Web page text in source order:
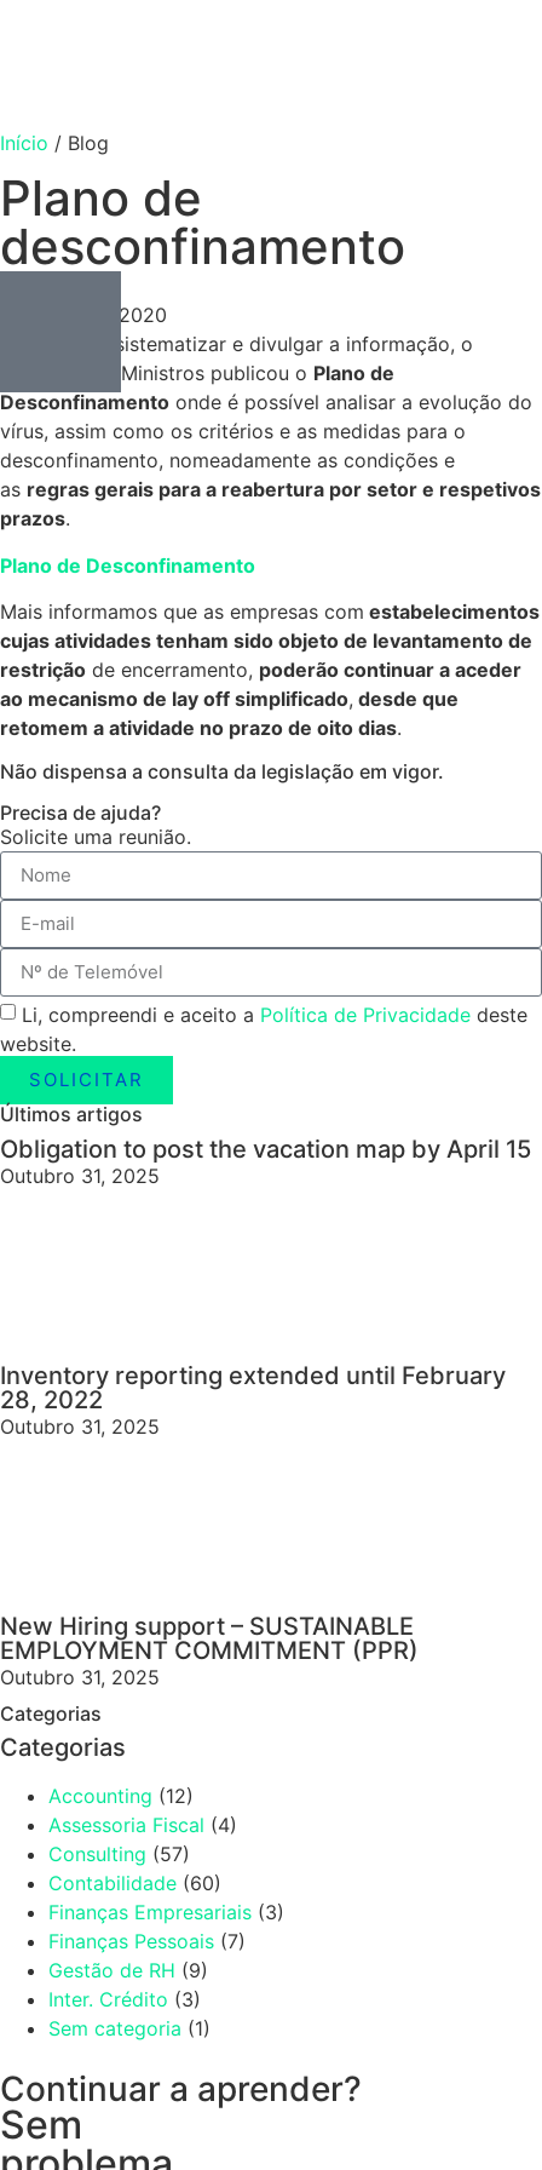
Início / Blog
Plano de
desconfinamento
Maio 7, 2020
Por forma a sistematizar e divulgar a informação, o
Conselho de Ministros publicou o Plano de
Desconfinamento onde é possível analisar a evolução do
vírus, assim como os critérios e as medidas para o
desconfinamento, nomeadamente as condições e
as regras gerais para a reabertura por setor e respetivos
prazos.
Plano de Desconfinamento
Mais informamos que as empresas com estabelecimentos
cujas atividades tenham sido objeto de levantamento de
restrição de encerramento, poderão continuar a aceder
ao mecanismo de lay off simplificado, desde que
retomem a atividade no prazo de oito dias.
Não dispensa a consulta da legislação em vigor.
Precisa de ajuda?
Solicite uma reunião.
Li, compreendi e aceito a Política de Privacidade deste
website.
SOLICITAR
Últimos artigos
Obligation to post the vacation map by April 15
Outubro 31, 2025
Inventory reporting extended until February
28, 2022
Outubro 31, 2025
New Hiring support – SUSTAINABLE
EMPLOYMENT COMMITMENT (PPR)
Outubro 31, 2025
Categorias
Categorias
Accounting (12)
Assessoria Fiscal (4)
Consulting (57)
Contabilidade (60)
Finanças Empresariais (3)
Finanças Pessoais (7)
Gestão de RH (9)
Inter. Crédito (3)
Sem categoria (1)
Continuar a aprender?
Sem